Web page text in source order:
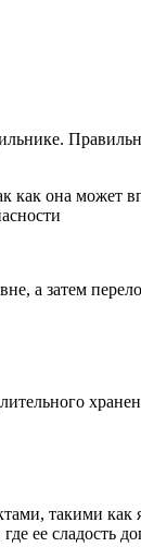
как она может
а затем
такими как
где ее сладость